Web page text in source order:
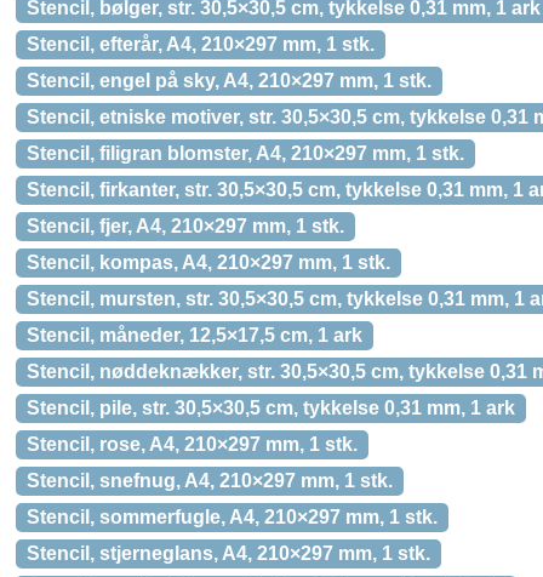
Stencil, bølger, str. 30,5×30,5 cm, tykkelse 0,31 mm, 1 ark
Stencil, efterår, A4, 210×297 mm, 1 stk.
Stencil, engel på sky, A4, 210×297 mm, 1 stk.
Stencil, etniske motiver, str. 30,5×30,5 cm, tykkelse 0,31
Stencil, filigran blomster, A4, 210×297 mm, 1 stk.
Stencil, firkanter, str. 30,5×30,5 cm, tykkelse 0,31 mm, 1
Stencil, fjer, A4, 210×297 mm, 1 stk.
Stencil, kompas, A4, 210×297 mm, 1 stk.
Stencil, mursten, str. 30,5×30,5 cm, tykkelse 0,31 mm, 1
Stencil, måneder, 12,5×17,5 cm, 1 ark
Stencil, nøddeknækker, str. 30,5×30,5 cm, tykkelse 0,31
Stencil, pile, str. 30,5×30,5 cm, tykkelse 0,31 mm, 1 ark
Stencil, rose, A4, 210×297 mm, 1 stk.
Stencil, snefnug, A4, 210×297 mm, 1 stk.
Stencil, sommerfugle, A4, 210×297 mm, 1 stk.
Stencil, stjerneglans, A4, 210×297 mm, 1 stk.